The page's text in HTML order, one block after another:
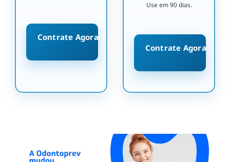
Contrate Agora
Use em 90 dias.
Contrate Agora